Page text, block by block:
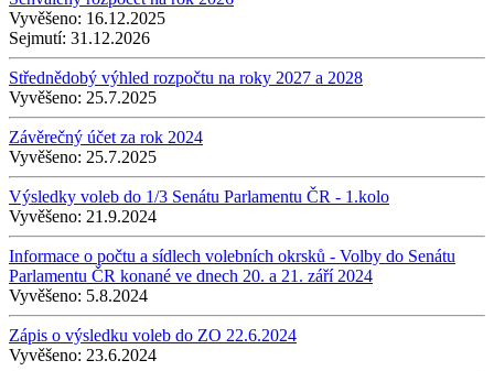
Vyvěšeno: 16.12.2025
Sejmutí: 31.12.2026
Střednědobý výhled rozpočtu na roky 2027 a 2028
Vyvěšeno: 25.7.2025
Závěrečný účet za rok 2024
Vyvěšeno: 25.7.2025
Výsledky voleb do 1/3 Senátu Parlamentu ČR - 1.kolo
Vyvěšeno: 21.9.2024
Informace o počtu a sídlech volebních okrsků - Volby do Senátu
Parlamentu ČR konané ve dnech 20. a 21. září 2024
Vyvěšeno: 5.8.2024
Zápis o výsledku voleb do ZO 22.6.2024
Vyvěšeno: 23.6.2024